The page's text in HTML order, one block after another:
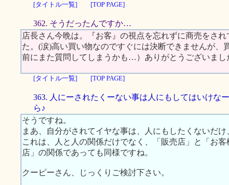
[タイトル一覧] [TOP PAGE]
362. そうだったんですか…
店長さん今晩は。『お客』の視点を忘れずに商売をさ
た。(涙)高い買い物なのですぐには決断できませんが、
前にまた質問してしまうかも…）ありがとうございまし
[タイトル一覧] [TOP PAGE]
363. 人にーされたくーない事は人にもしてはいけな
ら♪
そうですね。
まあ、自分がされてイヤな事は、人にもしたくないだ
これは、人と人の関係だけでなく、「販売店」と「お
店」の関係であっても同様ですね。
クーピーさん、じっくりご検討下さい。